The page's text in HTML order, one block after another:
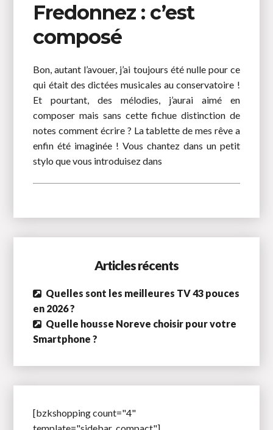
Fredonnez : c’est
composé
Bon, autant l’avouer, j’ai toujours été nulle pour ce
qui était des dictées musicales au conservatoire !
Et pourtant, des mélodies, j’aurai aimé en
composer mais sans cette fichue distinction de
notes comment écrire ? La tablette de mes rêve a
enfin été imaginée ! Vous chantez dans un petit
stylo que vous introduisez dans
Articles récents
Quelles sont les meilleures TV 43 pouces
en 2026 ?
Quelle housse Noreve choisir pour votre
Smartphone ?
[bzkshopping count="4"